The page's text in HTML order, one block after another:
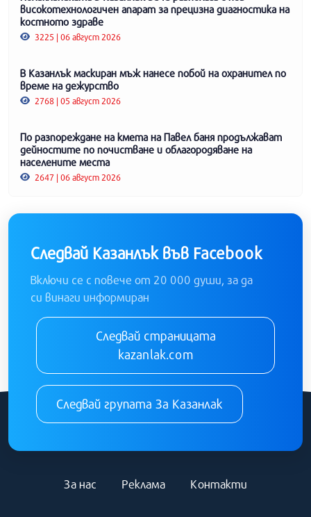
високотехнологичен апарат за прецизна диагностика на
костното здраве
3225 | 06 август 2026
В Казанлък маскиран мъж нанесе побой на охранител по
време на дежурство
2768 | 05 август 2026
По разпореждане на кмета на Павел баня продължават
дейностите по почистване и облагородяване на
населените места
2647 | 06 август 2026
Следвай Казанлък във Facebook
Включи се с повече от 20 000 души, за да
си винаги информиран
Следвай страницата
kazanlak.com
Следвай групата За Казанлак
За нас Реклама Контакти